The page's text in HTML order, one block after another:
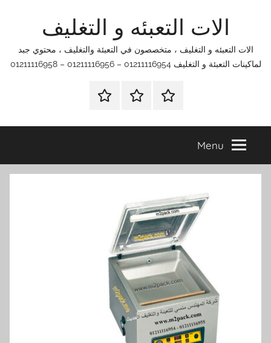
الات التعبئه و التغليف
الات التعبئه و التغليف ، متخصصون في التعبئة والتغليف ، محتوي جبد
لماكينات التعبئة و التغليف 01211116954 – 01211116956 – 01211116958
الرئيسيةاتصل
اتـصـل
في
التي
Menu